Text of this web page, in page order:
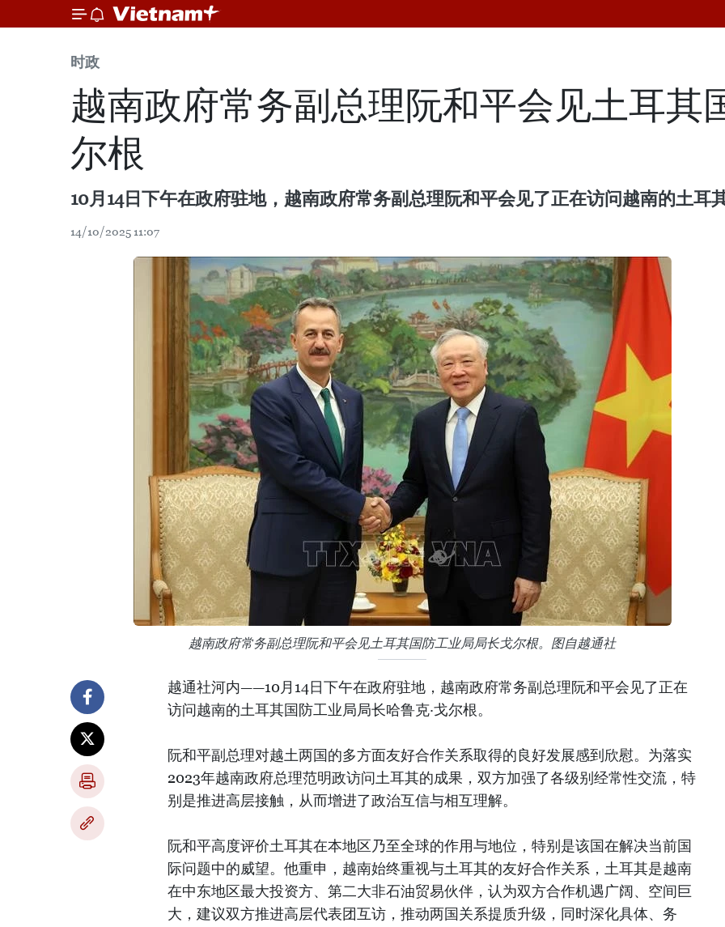
时政
越南政府常务副总理阮和平会见土耳其
尔根
10月14日下午在政府驻地，越南政府常务副总理阮和平会见了正在访问越南的土耳
14/10/2025 11:07
越南政府常务副总理阮和平会见土耳其国防工业局局长戈尔根。图自越通社
越通社河内——10月14日下午在政府驻地，越南政府常务副总理阮和平会见了正在
访问越南的土耳其国防工业局局长哈鲁克·戈尔根。
阮和平副总理对越土两国的多方面友好合作关系取得的良好发展感到欣慰。为落实
2023年越南政府总理范明政访问土耳其的成果，双方加强了各级别经常性交流，特
别是推进高层接触，从而增进了政治互信与相互理解。
阮和平高度评价土耳其在本地区乃至全球的作用与地位，特别是该国在解决当前国
际问题中的威望。他重申，越南始终重视与土耳其的友好合作关系，土耳其是越南
在中东地区最大投资方、第二大非石油贸易伙伴，认为双方合作机遇广阔、空间巨
大，建议双方推进高层代表团互访，推动两国关系提质升级，同时深化具体、务